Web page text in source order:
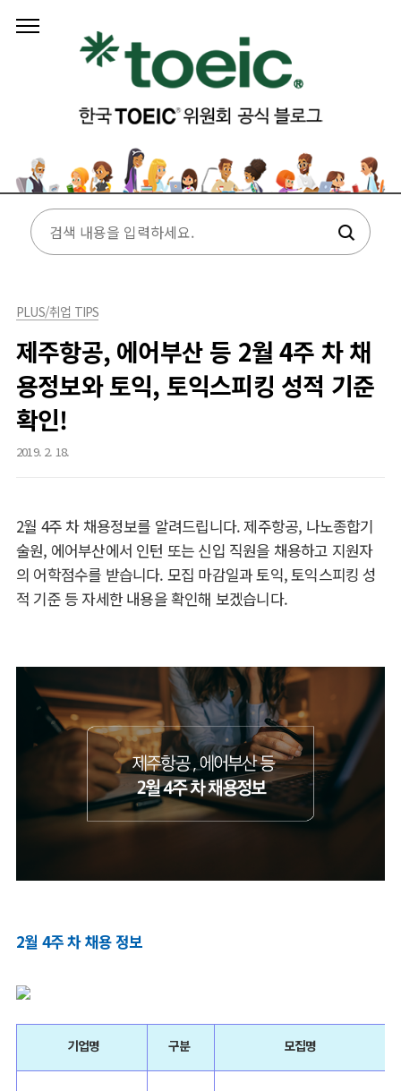
PLUS/취업 TIPS
제주항공, 에어부산 등 2월 4주 차 채
용정보와 토익, 토익스피킹 성적 기준
확인!
2019. 2. 18.
2월 4주 차 채용정보를 알려드립니다. 제주항공, 나노종합기
술원, 에어부산에서 인턴 또는 신입 직원을 채용하고 지원자
의 어학점수를 받습니다. 모집 마감일과 토익, 토익스피킹 성
적 기준 등 자세한 내용을 확인해 보겠습니다.
2월 4주 차 채용 정보
기업명 구분 모집명